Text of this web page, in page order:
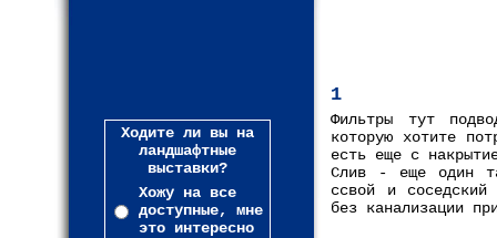
Ходите ли вы на
ландшафтные
выставки?
Хожу на все
доступные, мне
это интересно
1
Фильтры тут
которую хотите
есть еще с
Слив - еще один
ссвой и
без канализации